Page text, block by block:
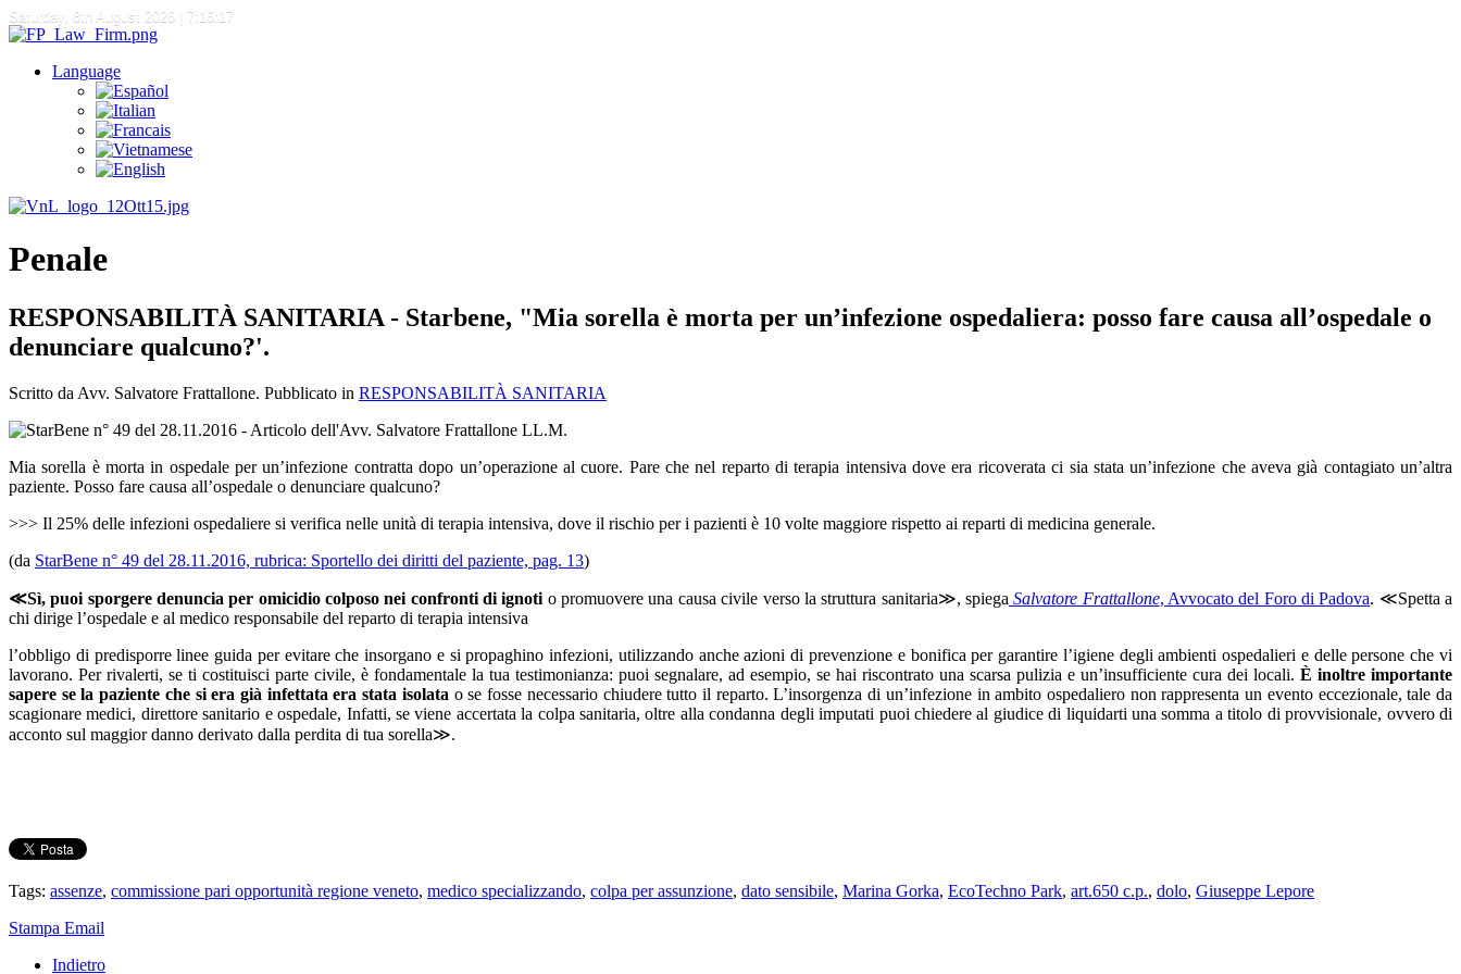
Saturday, 8th August 2026 | 7:16:17
Language
Penale
RESPONSABILITÀ SANITARIA - Starbene, "Mia sorella è morta per un’infezione ospedaliera: posso fare causa all’ospedale o
denunciare qualcuno?'.
Scritto da Avv. Salvatore Frattallone. Pubblicato in RESPONSABILITÀ SANITARIA
Mia sorella è morta in ospedale per un’infezione contratta dopo un’operazione al cuore. Pare che nel reparto di terapia intensiva dove era ricoverata ci sia stata un’infezione che aveva già contagiato un’altra
paziente. Posso fare causa all’ospedale o denunciare qualcuno?
>>> Il 25% delle infezioni ospedaliere si verifica nelle unità di terapia intensiva, dove il rischio per i pazienti è 10 volte maggiore rispetto ai reparti di medicina generale.
(da StarBene n° 49 del 28.11.2016, rubrica: Sportello dei diritti del paziente, pag. 13)
≪Sì, puoi sporgere denuncia per omicidio colposo nei confronti di ignoti o promuovere una causa civile verso la struttura sanitaria≫, spiega Salvatore Frattallone, Avvocato del Foro di Padova. ≪Spetta a
chi dirige l’ospedale e al medico responsabile del reparto di terapia intensiva
l’obbligo di predisporre linee guida per evitare che insorgano e si propaghino infezioni, utilizzando anche azioni di prevenzione e bonifica per garantire l’igiene degli ambienti ospedalieri e delle persone che vi
lavorano. Per rivalerti, se ti costituisci parte civile, è fondamentale la tua testimonianza: puoi segnalare, ad esempio, se hai riscontrato una scarsa pulizia e un’insufficiente cura dei locali. È inoltre importante
sapere se la paziente che si era già infettata era stata isolata o se fosse necessario chiudere tutto il reparto. L’insorgenza di un’infezione in ambito ospedaliero non rappresenta un evento eccezionale, tale da
scagionare medici, direttore sanitario e ospedale, Infatti, se viene accertata la colpa sanitaria, oltre alla condanna degli imputati puoi chiedere al giudice di liquidarti una somma a titolo di provvisionale, ovvero di
acconto sul maggior danno derivato dalla perdita di tua sorella≫.
Tags: assenze, commissione pari opportunità regione veneto, medico specializzando, colpa per assunzione, dato sensibile, Marina Gorka, EcoTechno Park, art.650 c.p., dolo, Giuseppe Lepore
Stampa Email
Indietro